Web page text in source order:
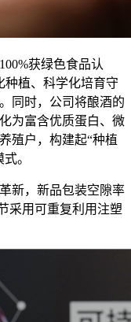
获绿色食品认
种植、科学化培育守
同时，公司将酿酒的
为富含优质蛋白、微
殖户，构建起“种植
。
新，新品包装空隙率
采用可重复利用注塑